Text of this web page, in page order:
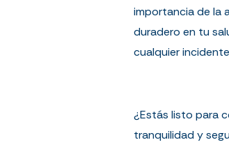
importancia de la
duradero en tu
cualquier
¿Estás listo para
tranquilidad y